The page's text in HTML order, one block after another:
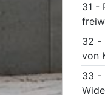
31 -
32 -
von
33 -